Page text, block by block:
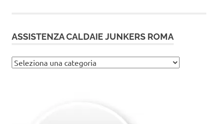
ASSISTENZA CALDAIE JUNKERS ROMA
Assistenza